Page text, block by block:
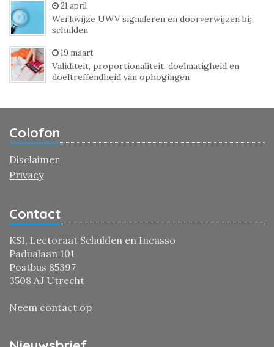
21 april
Werkwijze UWV signaleren en doorverwijzen bij
schulden
19 maart
Validiteit, proportionaliteit, doelmatigheid en
doeltreffendheid van ophogingen
Colofon
Disclaimer
Privacy
Contact
KSI, Lectoraat Schulden en Incasso
Padualaan 101
Postbus 85397
3508 AJ Utrecht
Neem contact op